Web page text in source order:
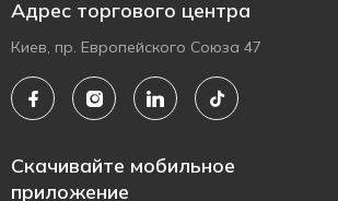
Адрес торгового центра
Киев, пр. Европейского Союза 47
Скачивайте мобильное
приложение